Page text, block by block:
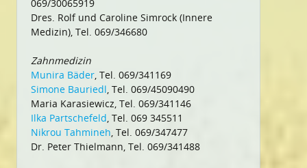
069/30065919
Dres. Rolf und Caroline Simrock (Innere
Medizin), Tel. 069/346680
Zahnmedizin
Munira Bäder, Tel. 069/341169
Simone Bauriedl, Tel. 069/45090490
Maria Karasiewicz, Tel. 069/341146
Ilka Partschefeld, Tel. 069 345511
Nikrou Tahmineh, Tel. 069/347477
Dr. Peter Thielmann, Tel. 069/341488